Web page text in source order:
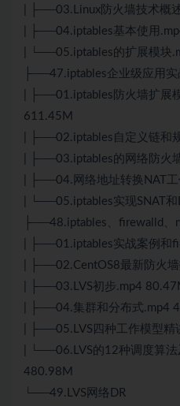
| ├──03.Linux防火墙技术概
| ├──04.iptables基本使用
| └──05.iptables的扩展模块
├──47.iptables企业级应用实
| ├──01.iptables防火墙扩展
611.45M
| ├──02.iptables自定义链和
| ├──03.iptables的网络防火
| ├──04.网络地址转换NAT
| └──05.iptables实现SNAT
├──48.iptables、firewalld、
| ├──01.iptables实战案例和
| ├──02.CentOS8最新防火
| ├──03.LVS初步.mp4
| ├──04.集群和 分布式.mp4
| ├──05.LVS四种工作模型
| └──06.LVS的12种调度算
480.98M
└──49.LVS网络DR